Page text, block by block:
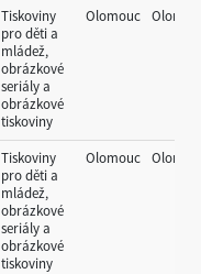
Tiskoviny
pro děti a
mládež,
obrázkové
seriály a
obrázkové
tiskoviny
Olomouc
Tiskoviny
pro děti a
mládež,
obrázkové
seriály a
obrázkové
tiskoviny
Olomouc